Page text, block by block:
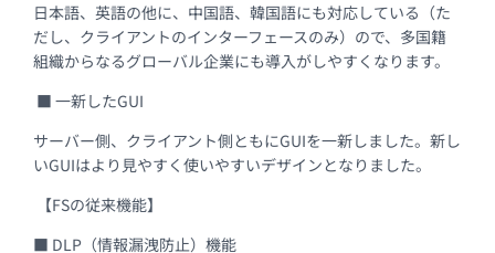
日本語、英語の他に、中国語、韓国語にも対応している（た
だし、クライアントのインターフェースのみ）ので、多国籍
組織からなるグローバル企業にも導入がしやすくなります。
■ 一新したGUI
サーバー側、クライアント側ともにGUIを一新しました。新し
いGUIはより見やすく使いやすいデザインとなりました。
【FSの従来機能】
■ DLP（情報漏洩防止）機能